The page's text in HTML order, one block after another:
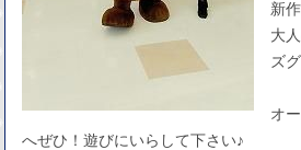
新
大
ズ
オ
へぜひ！遊びにいらして下さい♪